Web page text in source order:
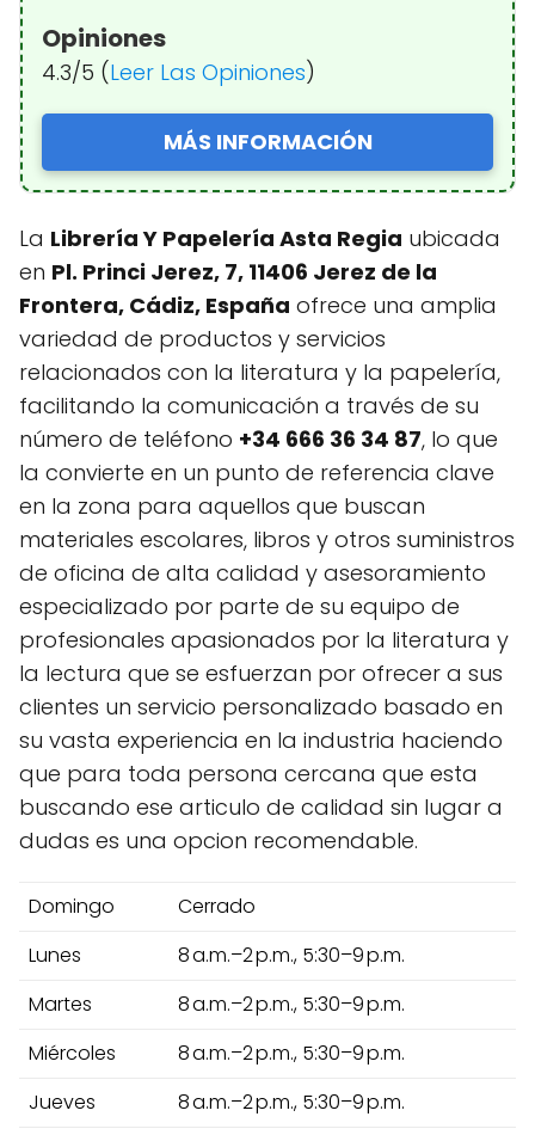
Opiniones
4.3/5 (Leer Las Opiniones)
MÁS INFORMACIÓN
La Librería Y Papelería Asta Regia ubicada
en Pl. Princi Jerez, 7, 11406 Jerez de la
Frontera, Cádiz, España ofrece una amplia
variedad de productos y servicios
relacionados con la literatura y la papelería,
facilitando la comunicación a través de su
número de teléfono +34 666 36 34 87, lo que
la convierte en un punto de referencia clave
en la zona para aquellos que buscan
materiales escolares, libros y otros suministros
de oficina de alta calidad y asesoramiento
especializado por parte de su equipo de
profesionales apasionados por la literatura y
la lectura que se esfuerzan por ofrecer a sus
clientes un servicio personalizado basado en
su vasta experiencia en la industria haciendo
que para toda persona cercana que esta
buscando ese articulo de calidad sin lugar a
dudas es una opcion recomendable.
Domingo
Cerrado
Lunes
8 a.m.–2 p.m., 5:30–9 p.m.
Martes
8 a.m.–2 p.m., 5:30–9 p.m.
Miércoles
8 a.m.–2 p.m., 5:30–9 p.m.
Jueves
8 a.m.–2 p.m., 5:30–9 p.m.